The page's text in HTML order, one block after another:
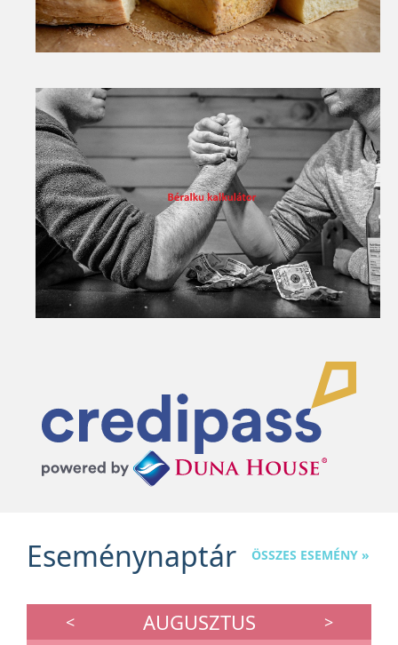
Eseménynaptár ÖSSZES ESEMÉNY »
< AUGUSZTUS >